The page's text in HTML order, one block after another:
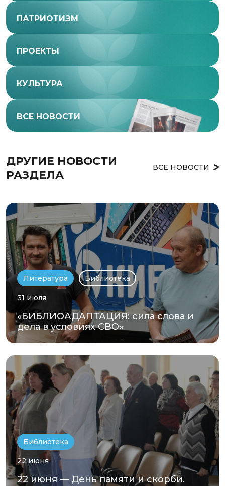
ПАТРИОТИЗМ
ПРОЕКТЫ
КУЛЬТУРА
ВСЕ НОВОСТИ
ДРУГИЕ НОВОСТИ
РАЗДЕЛА
ВСЕ НОВОСТИ
Литература Библиотека
31 июля
«БИБЛИОАДАПТАЦИЯ: сила слова и
дела в условиях СВО»
Библиотека
22 июня
22 июня — День памяти и скорби.